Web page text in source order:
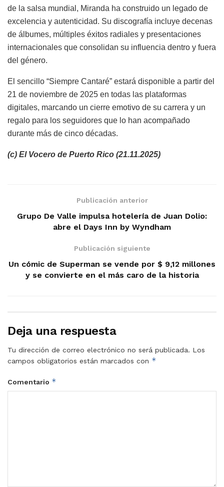
de la salsa mundial, Miranda ha construido un legado de
excelencia y autenticidad. Su discografía incluye decenas
de álbumes, múltiples éxitos radiales y presentaciones
internacionales que consolidan su influencia dentro y fuera
del género.
El sencillo “Siempre Cantaré” estará disponible a partir del
21 de noviembre de 2025 en todas las plataformas
digitales, marcando un cierre emotivo de su carrera y un
regalo para los seguidores que lo han acompañado
durante más de cinco décadas.
(c) El Vocero de Puerto Rico (21.11.2025)
Publicación anterior
Grupo De Valle impulsa hotelería de Juan Dolio:
abre el Days Inn by Wyndham
Publicación siguiente
Un cómic de Superman se vende por $ 9,12 millones
y se convierte en el más caro de la historia
Deja una respuesta
Tu dirección de correo electrónico no será publicada. Los
campos obligatorios están marcados con *
Comentario *